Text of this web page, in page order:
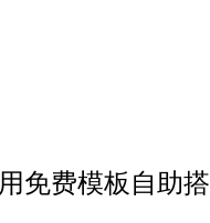
免费模板自助搭